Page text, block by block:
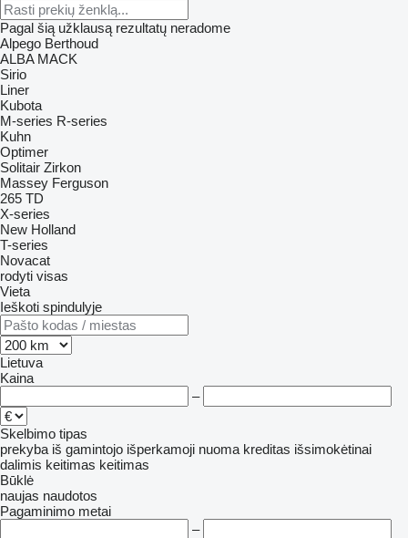
Pagal šią užklausą rezultatų neradome
Alpego Berthoud
ALBA MACK
Sirio
Liner
Kubota
M-series R-series
Kuhn
Optimer
Solitair Zirkon
Massey Ferguson
265 TD
X-series
New Holland
T-series
Novacat
rodyti visas
Vieta
Ieškoti spindulyje
Lietuva
Kaina
–
Skelbimo tipas
prekyba iš gamintojo išperkamoji nuoma kreditas išsimokėtinai
dalimis keitimas keitimas
Būklė
naujas naudotos
Pagaminimo metai
–